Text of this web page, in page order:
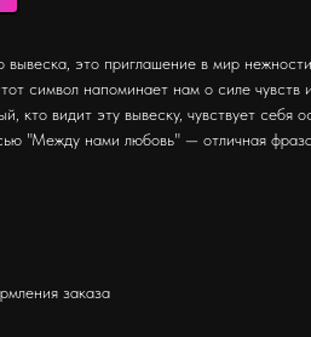
это приглашение в мир
символ напоминает нам о силе чувств
кто видит эту вывеску, чувствует себя
"Между нами любовь" — отличная
заказа